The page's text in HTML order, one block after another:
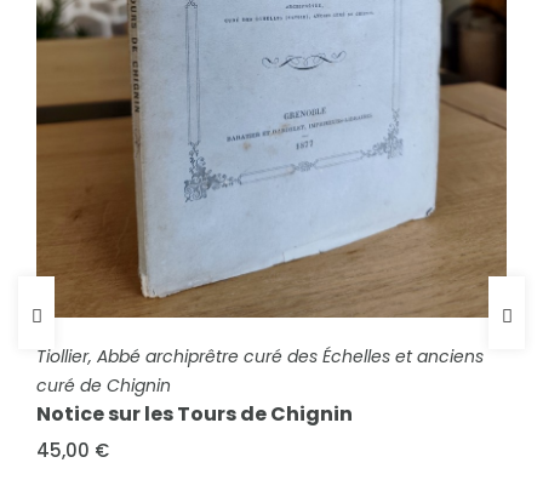
FICHE COMPLÈTE
Tiollier, Abbé archiprêtre curé des Échelles et anciens
curé de Chignin
Notice sur les Tours de Chignin
45,00 €
FICHE COMPLÈTE
Carle, Dr
Par les vallées et les cols. Notes d'un
automobiliste. De Grenoble à Turin, Oisans,
briançonnais,...